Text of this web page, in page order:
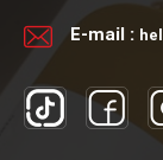
E-mail :